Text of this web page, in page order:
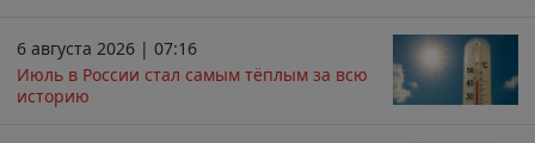
6 августа 2026 | 07:16
Июль в России стал самым тёплым за всю
историю